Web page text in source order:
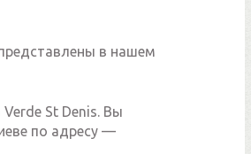
в нашем
St Denis. Вы
по адресу —